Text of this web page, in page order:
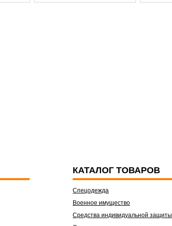
КАТАЛОГ ТОВАРОВ
Спецодежда
Военное имущество
Средства индивидуальной защиты